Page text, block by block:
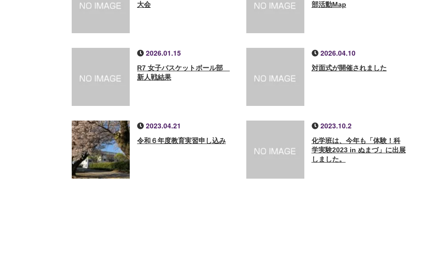
大会
部活動Map
2026.01.15
R7 女子バスケットボール部
新人戦結果
2026.04.10
対面式が開催されました
2023.04.21
令和６年度教育実習申し込み
2023.10.2
化学班は、今年も「体験！科
学実験2023 in ぬまづ」に出展
しました。